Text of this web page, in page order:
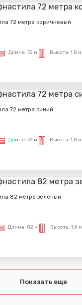
72 метра коричневый
Длина: 72 м Высота: 1,8 м
72 метра синий
Длина: 72 м Высота: 1,8 м
82 метра зеленый
Длина: 82 м Высота: 1,8 м
Показать еще